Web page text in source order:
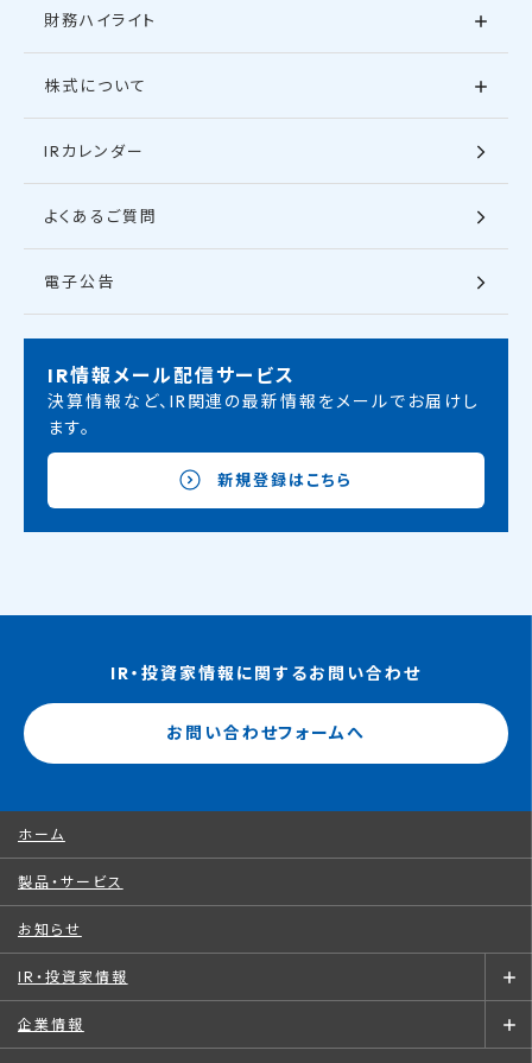
財務ハイライト
株式について
IRカレンダー
よくあるご質問
電子公告
IR情報メール配信サービス
決算情報など、IR関連の最新情報をメールでお届けし
ます。
新規登録はこちら
IR・投資家情報に関するお問い合わせ
お問い合わせフォームへ
ホーム
製品・サービス
お知らせ
IR・投資家情報
企業情報